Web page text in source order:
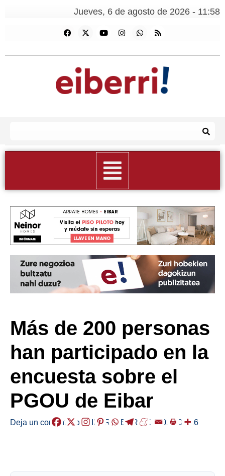
Jueves, 6 de agosto de 2026 - 11:58
Más de 200 personas
han participado en la
encuesta sobre el
PGOU de Eibar
Deja un comentario /EIBAR ,HERRIAK /2021-09-16